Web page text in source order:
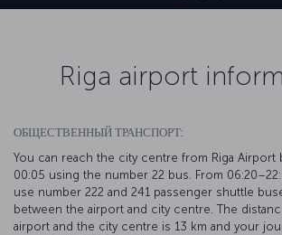
Riga airport
ОБЩЕСТВЕННЫЙ ТРАНСПОРТ:
You can reach the city centre from Riga Airport
00:05 using the number 22 bus. From
use number 222 and 241 passenger shuttle
between the airport and city centre. The
airport and the city centre is 13 km and your